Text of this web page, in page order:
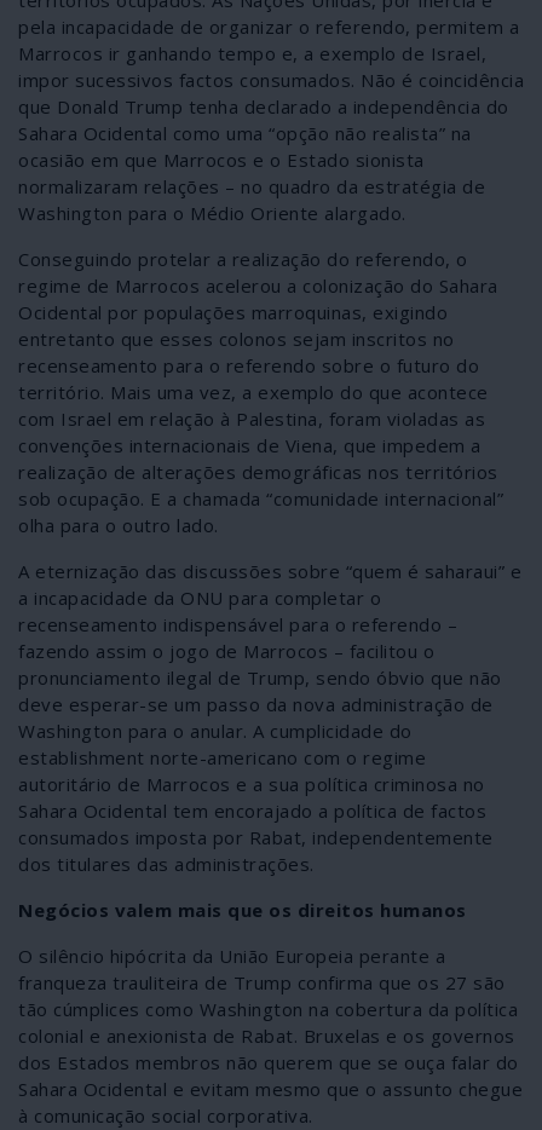
pela incapacidade de organizar o referendo, permitem a
Marrocos ir ganhando tempo e, a exemplo de Israel,
impor sucessivos factos consumados. Não é coincidência
que Donald Trump tenha declarado a independência do
Sahara Ocidental como uma “opção não realista” na
ocasião em que Marrocos e o Estado sionista
normalizaram relações – no quadro da estratégia de
Washington para o Médio Oriente alargado.
Conseguindo protelar a realização do referendo, o
regime de Marrocos acelerou a colonização do Sahara
Ocidental por populações marroquinas, exigindo
entretanto que esses colonos sejam inscritos no
recenseamento para o referendo sobre o futuro do
território. Mais uma vez, a exemplo do que acontece
com Israel em relação à Palestina, foram violadas as
convenções internacionais de Viena, que impedem a
realização de alterações demográficas nos territórios
sob ocupação. E a chamada “comunidade internacional”
olha para o outro lado.
A eternização das discussões sobre “quem é saharaui” e
a incapacidade da ONU para completar o
recenseamento indispensável para o referendo –
fazendo assim o jogo de Marrocos – facilitou o
pronunciamento ilegal de Trump, sendo óbvio que não
deve esperar-se um passo da nova administração de
Washington para o anular. A cumplicidade do
establishment norte-americano com o regime
autoritário de Marrocos e a sua política criminosa no
Sahara Ocidental tem encorajado a política de factos
consumados imposta por Rabat, independentemente
dos titulares das administrações.
Negócios valem mais que os direitos humanos
O silêncio hipócrita da União Europeia perante a
franqueza trauliteira de Trump confirma que os 27 são
tão cúmplices como Washington na cobertura da política
colonial e anexionista de Rabat. Bruxelas e os governos
dos Estados membros não querem que se ouça falar do
Sahara Ocidental e evitam mesmo que o assunto chegue
à comunicação social corporativa.